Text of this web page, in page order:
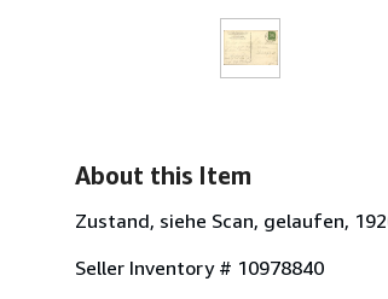
About this Item
Zustand, siehe Scan, gelaufen,
Seller Inventory # 10978840